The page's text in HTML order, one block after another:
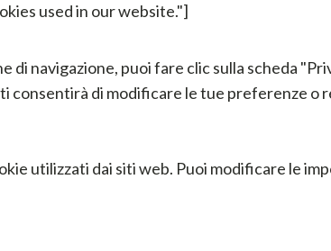
used in our website."]
navigazione, puoi fare clic sulla scheda
consentirà di modificare le tue preferenze o
utilizzati dai siti web. Puoi modificare le